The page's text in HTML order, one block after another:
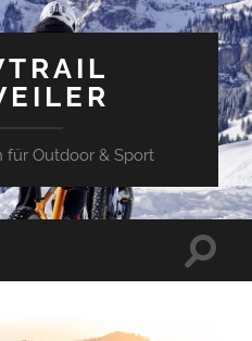
für Outdoor & Sport
Toggle